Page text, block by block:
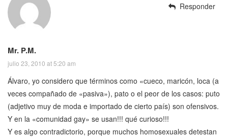
Mr. P.M.
julio 23, 2010 at 5:20 am
Álvaro, yo considero que términos como «cueco, maricón, loca (a
veces compañado de «pasiva»), pato o el peor de los casos: puto
(adjetivo muy de moda e importado de cierto país) son ofensivos.
Y en la «comunidad gay» se usan!!! qué curioso!!!
Y es algo contradictorio, porque muchos homosexuales detestan
Responder